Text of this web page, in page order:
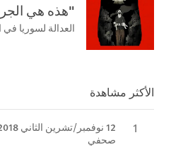
"هذه هي
العدالة لسوريا في
الأكثر مشاهدة
12 نوفمبر/تشرين الثاني 2018
صحفي